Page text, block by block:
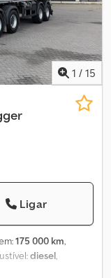
1 / 15
Ligar
175 000 km,
diesel,